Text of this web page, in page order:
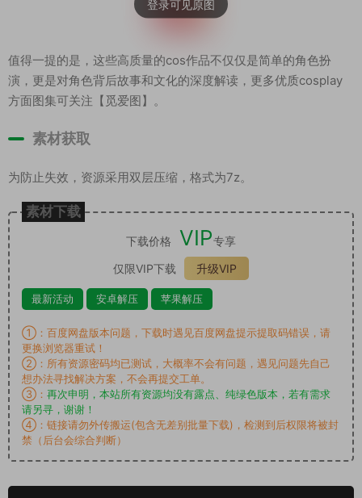
值得一提的是，这些高质量的cos作品不仅仅是简单的角色扮
演，更是对角色背后故事和文化的深度解读，更多优质cosplay
方面图集可关注【觅爱图】。
素材获取
为防止失效，资源采用双层压缩，格式为7z。
素材下载
下载价格 VIP专享
仅限VIP下载
升级VIP
最新活动 安卓解压 苹果解压
①：百度网盘版本问题，下载时遇见百度网盘提示提取码错误，请
更换浏览器重试！
②：所有资源密码均已测试，大概率不会有问题，遇见问题先自己
想办法寻找解决方案，不会再提交工单。
③： 再次申明，本站所有资源均没有露点、纯绿色版本，若有需求
请另寻，谢谢！
④：链接请勿外传搬运(包含无差别批量下载)，检测到后权限将被封
禁（后台会综合判断）